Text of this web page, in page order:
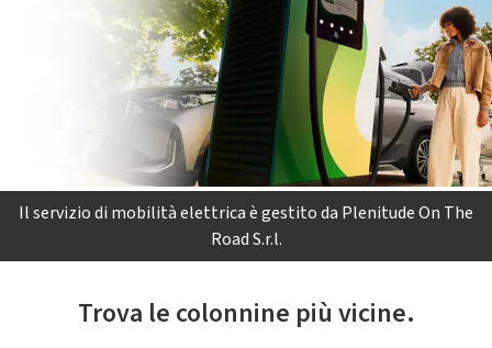
Il servizio di mobilità elettrica è gestito da Plenitude On The
Road S.r.l.
Trova le colonnine più vicine.